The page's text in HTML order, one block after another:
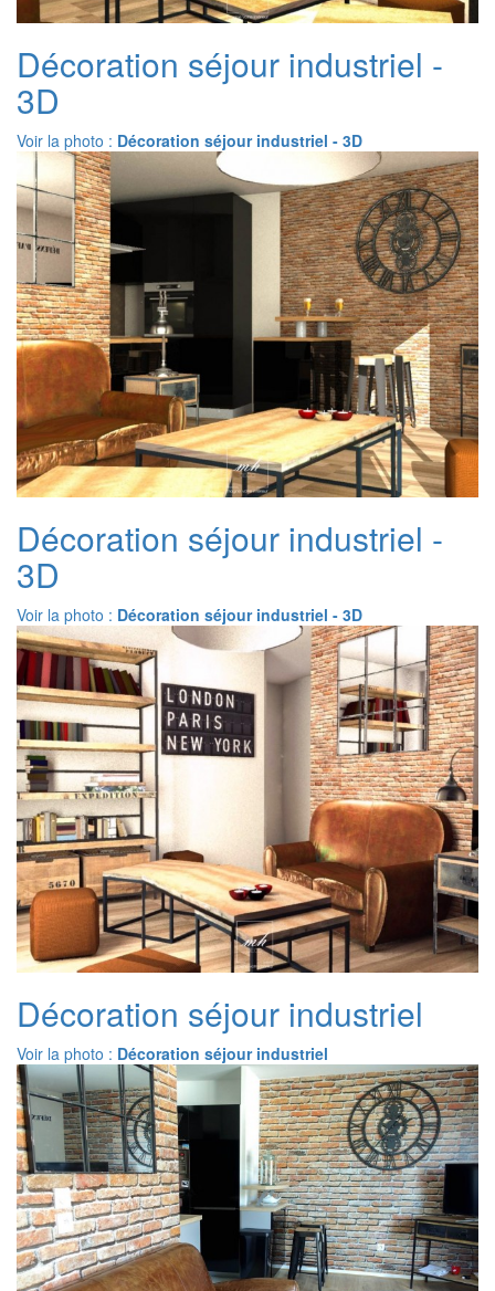
Décoration séjour industriel -
3D
Voir la photo : Décoration séjour industriel - 3D
Décoration séjour industriel -
3D
Voir la photo : Décoration séjour industriel - 3D
Décoration séjour industriel
Voir la photo : Décoration séjour industriel